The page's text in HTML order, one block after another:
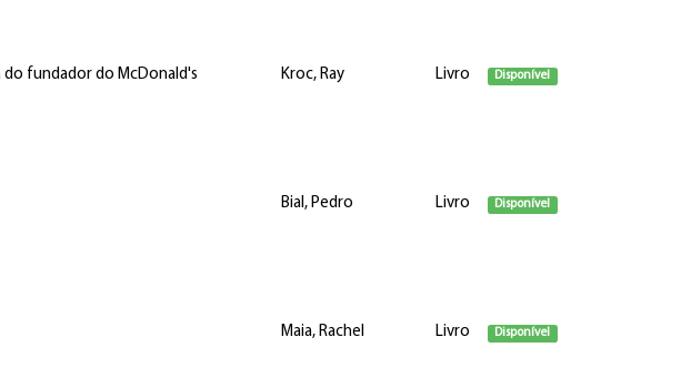
fundador do McDonald's Kroc, Ray Livro Disponível
Bial, Pedro Livro Disponível
Maia, Rachel Livro Disponível